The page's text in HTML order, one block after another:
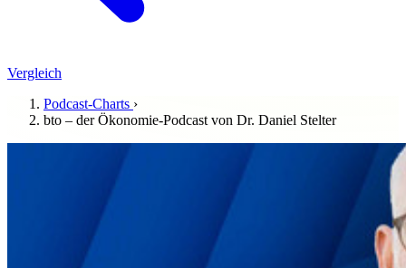
Vergleich
Podcast-Charts ›
bto – der Ökonomie-Podcast von Dr. Daniel Stelter